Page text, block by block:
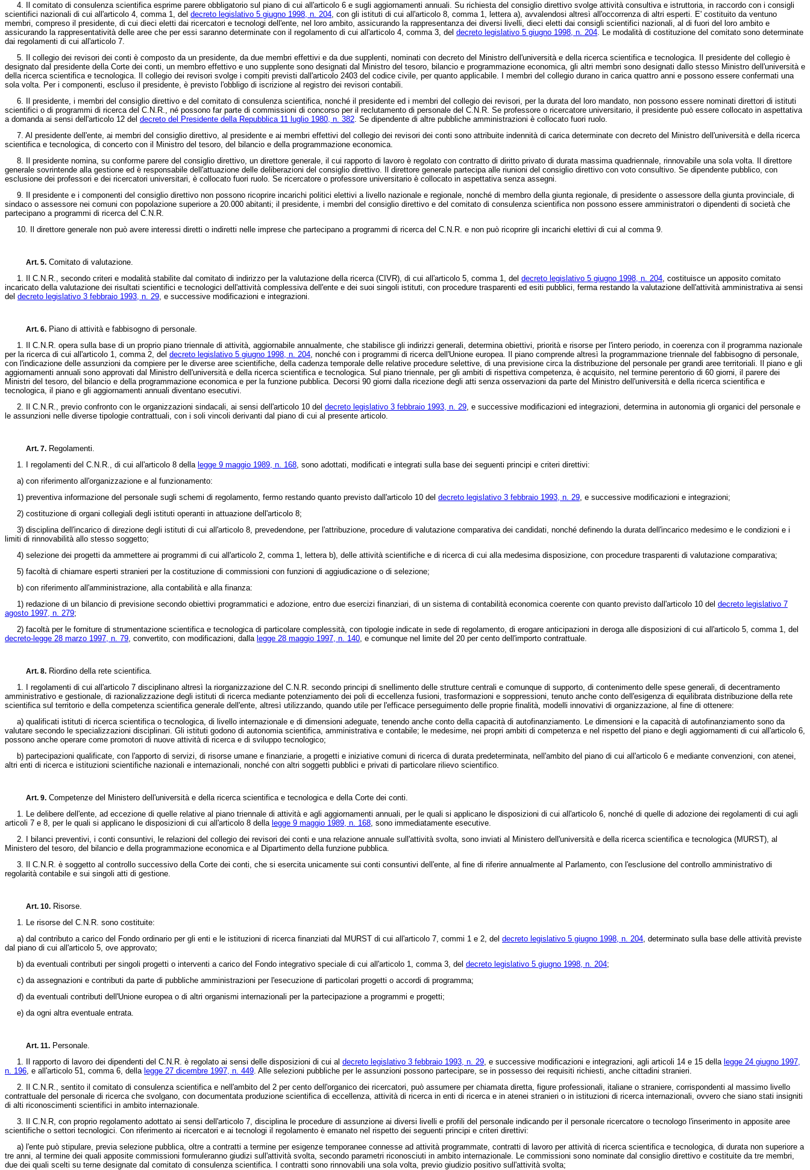
4. Il comitato di consulenza scientifica esprime parere obbligatorio sul piano di cui all'articolo 6 e sugli aggiornamenti annuali. Su richiesta del consiglio direttivo svolge attività consultiva e istruttoria, in raccordo con i consigli
scientifici nazionali di cui all'articolo 4, comma 1, del decreto legislativo 5 giugno 1998, n. 204, con gli istituti di cui all'articolo 8, comma 1, lettera a), avvalendosi altresì all'occorrenza di altri esperti. E' costituito da ventuno
membri, compreso il presidente, di cui dieci eletti dai ricercatori e tecnologi dell'ente, nel loro ambito, assicurando la rappresentanza dei diversi livelli, dieci eletti dai consigli scientifici nazionali, al di fuori del loro ambito e
assicurando la rappresentatività delle aree che per essi saranno determinate con il regolamento di cui all'articolo 4, comma 3, del decreto legislativo 5 giugno 1998, n. 204. Le modalità di costituzione del comitato sono determinate
dai regolamenti di cui all'articolo 7.
5. Il collegio dei revisori dei conti è composto da un presidente, da due membri effettivi e da due supplenti, nominati con decreto del Ministro dell'università e della ricerca scientifica e tecnologica. Il presidente del collegio è
designato dal presidente della Corte dei conti, un membro effettivo e uno supplente sono designati dal Ministro del tesoro, bilancio e programmazione economica, gli altri membri sono designati dallo stesso Ministro dell'università e
della ricerca scientifica e tecnologica. Il collegio dei revisori svolge i compiti previsti dall'articolo 2403 del codice civile, per quanto applicabile. I membri del collegio durano in carica quattro anni e possono essere confermati una
sola volta. Per i componenti, escluso il presidente, è previsto l'obbligo di iscrizione al registro dei revisori contabili.
6. Il presidente, i membri del consiglio direttivo e del comitato di consulenza scientifica, nonché il presidente ed i membri del collegio dei revisori, per la durata del loro mandato, non possono essere nominati direttori di istituti
scientifici o di programmi di ricerca del C.N.R., né possono far parte di commissioni di concorso per il reclutamento di personale del C.N.R. Se professore o ricercatore universitario, il presidente può essere collocato in aspettativa
a domanda ai sensi dell'articolo 12 del decreto del Presidente della Repubblica 11 luglio 1980, n. 382. Se dipendente di altre pubbliche amministrazioni è collocato fuori ruolo.
7. Al presidente dell'ente, ai membri del consiglio direttivo, al presidente e ai membri effettivi del collegio dei revisori dei conti sono attribuite indennità di carica determinate con decreto del Ministro dell'università e della ricerca
scientifica e tecnologica, di concerto con il Ministro del tesoro, del bilancio e della programmazione economica.
8. Il presidente nomina, su conforme parere del consiglio direttivo, un direttore generale, il cui rapporto di lavoro è regolato con contratto di diritto privato di durata massima quadriennale, rinnovabile una sola volta. Il direttore
generale sovrintende alla gestione ed è responsabile dell'attuazione delle deliberazioni del consiglio direttivo. Il direttore generale partecipa alle riunioni del consiglio direttivo con voto consultivo. Se dipendente pubblico, con
esclusione dei professori e dei ricercatori universitari, è collocato fuori ruolo. Se ricercatore o professore universitario è collocato in aspettativa senza assegni.
9. Il presidente e i componenti del consiglio direttivo non possono ricoprire incarichi politici elettivi a livello nazionale e regionale, nonché di membro della giunta regionale, di presidente o assessore della giunta provinciale, di
sindaco o assessore nei comuni con popolazione superiore a 20.000 abitanti; il presidente, i membri del consiglio direttivo e del comitato di consulenza scientifica non possono essere amministratori o dipendenti di società che
partecipano a programmi di ricerca del C.N.R.
10. Il direttore generale non può avere interessi diretti o indiretti nelle imprese che partecipano a programmi di ricerca del C.N.R. e non può ricoprire gli incarichi elettivi di cui al comma 9.
Art. 5. Comitato di valutazione.
1. Il C.N.R., secondo criteri e modalità stabilite dal comitato di indirizzo per la valutazione della ricerca (CIVR), di cui all'articolo 5, comma 1, del decreto legislativo 5 giugno 1998, n. 204, costituisce un apposito comitato
incaricato della valutazione dei risultati scientifici e tecnologici dell'attività complessiva dell'ente e dei suoi singoli istituti, con procedure trasparenti ed esiti pubblici, ferma restando la valutazione dell'attività amministrativa ai sensi
del decreto legislativo 3 febbraio 1993, n. 29, e successive modificazioni e integrazioni.
Art. 6. Piano di attività e fabbisogno di personale.
1. Il C.N.R. opera sulla base di un proprio piano triennale di attività, aggiornabile annualmente, che stabilisce gli indirizzi generali, determina obiettivi, priorità e risorse per l'intero periodo, in coerenza con il programma nazionale
per la ricerca di cui all'articolo 1, comma 2, del decreto legislativo 5 giugno 1998, n. 204, nonché con i programmi di ricerca dell'Unione europea. Il piano comprende altresì la programmazione triennale del fabbisogno di personale,
con l'indicazione delle assunzioni da compiere per le diverse aree scientifiche, della cadenza temporale delle relative procedure selettive, di una previsione circa la distribuzione del personale per grandi aree territoriali. Il piano e gli
aggiornamenti annuali sono approvati dal Ministro dell'università e della ricerca scientifica e tecnologica. Sul piano triennale, per gli ambiti di rispettiva competenza, è acquisito, nel termine perentorio di 60 giorni, il parere dei
Ministri del tesoro, del bilancio e della programmazione economica e per la funzione pubblica. Decorsi 90 giorni dalla ricezione degli atti senza osservazioni da parte del Ministro dell'università e della ricerca scientifica e
tecnologica, il piano e gli aggiornamenti annuali diventano esecutivi.
2. Il C.N.R., previo confronto con le organizzazioni sindacali, ai sensi dell'articolo 10 del decreto legislativo 3 febbraio 1993, n. 29, e successive modificazioni ed integrazioni, determina in autonomia gli organici del personale e
le assunzioni nelle diverse tipologie contrattuali, con i soli vincoli derivanti dal piano di cui al presente articolo.
Art. 7. Regolamenti.
1. I regolamenti del C.N.R., di cui all'articolo 8 della legge 9 maggio 1989, n. 168, sono adottati, modificati e integrati sulla base dei seguenti principi e criteri direttivi:
a) con riferimento all'organizzazione e al funzionamento:
1) preventiva informazione del personale sugli schemi di regolamento, fermo restando quanto previsto dall'articolo 10 del decreto legislativo 3 febbraio 1993, n. 29, e successive modificazioni e integrazioni;
2) costituzione di organi collegiali degli istituti operanti in attuazione dell'articolo 8;
3) disciplina dell'incarico di direzione degli istituti di cui all'articolo 8, prevedendone, per l'attribuzione, procedure di valutazione comparativa dei candidati, nonché definendo la durata dell'incarico medesimo e le condizioni e i
limiti di rinnovabilità allo stesso soggetto;
4) selezione dei progetti da ammettere ai programmi di cui all'articolo 2, comma 1, lettera b), delle attività scientifiche e di ricerca di cui alla medesima disposizione, con procedure trasparenti di valutazione comparativa;
5) facoltà di chiamare esperti stranieri per la costituzione di commissioni con funzioni di aggiudicazione o di selezione;
b) con riferimento all'amministrazione, alla contabilità e alla finanza:
1) redazione di un bilancio di previsione secondo obiettivi programmatici e adozione, entro due esercizi finanziari, di un sistema di contabilità economica coerente con quanto previsto dall'articolo 10 del decreto legislativo 7
agosto 1997, n. 279;
2) facoltà per le forniture di strumentazione scientifica e tecnologica di particolare complessità, con tipologie indicate in sede di regolamento, di erogare anticipazioni in deroga alle disposizioni di cui all'articolo 5, comma 1, del
decreto-legge 28 marzo 1997, n. 79, convertito, con modificazioni, dalla legge 28 maggio 1997, n. 140, e comunque nel limite del 20 per cento dell'importo contrattuale.
Art. 8. Riordino della rete scientifica.
1. I regolamenti di cui all'articolo 7 disciplinano altresì la riorganizzazione del C.N.R. secondo principi di snellimento delle strutture centrali e comunque di supporto, di contenimento delle spese generali, di decentramento
amministrativo e gestionale, di razionalizzazione degli istituti di ricerca mediante potenziamento dei poli di eccellenza fusioni, trasformazioni e soppressioni, tenuto anche conto dell'esigenza di equilibrata distribuzione della rete
scientifica sul territorio e della competenza scientifica generale dell'ente, altresì utilizzando, quando utile per l'efficace perseguimento delle proprie finalità, modelli innovativi di organizzazione, al fine di ottenere:
a) qualificati istituti di ricerca scientifica o tecnologica, di livello internazionale e di dimensioni adeguate, tenendo anche conto della capacità di autofinanziamento. Le dimensioni e la capacità di autofinanziamento sono da
valutare secondo le specializzazioni disciplinari. Gli istituti godono di autonomia scientifica, amministrativa e contabile; le medesime, nei propri ambiti di competenza e nel rispetto del piano e degli aggiornamenti di cui all'articolo 6,
possono anche operare come promotori di nuove attività di ricerca e di sviluppo tecnologico;
b) partecipazioni qualificate, con l'apporto di servizi, di risorse umane e finanziarie, a progetti e iniziative comuni di ricerca di durata predeterminata, nell'ambito del piano di cui all'articolo 6 e mediante convenzioni, con atenei,
altri enti di ricerca e istituzioni scientifiche nazionali e internazionali, nonché con altri soggetti pubblici e privati di particolare rilievo scientifico.
Art. 9. Competenze del Ministero dell'università e della ricerca scientifica e tecnologica e della Corte dei conti.
1. Le delibere dell'ente, ad eccezione di quelle relative al piano triennale di attività e agli aggiornamenti annuali, per le quali si applicano le disposizioni di cui all'articolo 6, nonché di quelle di adozione dei regolamenti di cui agli
articoli 7 e 8, per le quali si applicano le disposizioni di cui all'articolo 8 della legge 9 maggio 1989, n. 168, sono immediatamente esecutive.
2. I bilanci preventivi, i conti consuntivi, le relazioni del collegio dei revisori dei conti e una relazione annuale sull'attività svolta, sono inviati al Ministero dell'università e della ricerca scientifica e tecnologica (MURST), al
Ministero del tesoro, del bilancio e della programmazione economica e al Dipartimento della funzione pubblica.
3. Il C.N.R. è soggetto al controllo successivo della Corte dei conti, che si esercita unicamente sui conti consuntivi dell'ente, al fine di riferire annualmente al Parlamento, con l'esclusione del controllo amministrativo di
regolarità contabile e sui singoli atti di gestione.
Art. 10. Risorse.
1. Le risorse del C.N.R. sono costituite:
a) dal contributo a carico del Fondo ordinario per gli enti e le istituzioni di ricerca finanziati dal MURST di cui all'articolo 7, commi 1 e 2, del decreto legislativo 5 giugno 1998, n. 204, determinato sulla base delle attività previste
dal piano di cui all'articolo 5, ove approvato;
b) da eventuali contributi per singoli progetti o interventi a carico del Fondo integrativo speciale di cui all'articolo 1, comma 3, del decreto legislativo 5 giugno 1998, n. 204;
c) da assegnazioni e contributi da parte di pubbliche amministrazioni per l'esecuzione di particolari progetti o accordi di programma;
d) da eventuali contributi dell'Unione europea o di altri organismi internazionali per la partecipazione a programmi e progetti;
e) da ogni altra eventuale entrata.
Art. 11. Personale.
1. Il rapporto di lavoro dei dipendenti del C.N.R. è regolato ai sensi delle disposizioni di cui al decreto legislativo 3 febbraio 1993, n. 29, e successive modificazioni e integrazioni, agli articoli 14 e 15 della legge 24 giugno 1997,
n. 196, e all'articolo 51, comma 6, della legge 27 dicembre 1997, n. 449. Alle selezioni pubbliche per le assunzioni possono partecipare, se in possesso dei requisiti richiesti, anche cittadini stranieri.
2. Il C.N.R., sentito il comitato di consulenza scientifica e nell'ambito del 2 per cento dell'organico dei ricercatori, può assumere per chiamata diretta, figure professionali, italiane o straniere, corrispondenti al massimo livello
contrattuale del personale di ricerca che svolgano, con documentata produzione scientifica di eccellenza, attività di ricerca in enti di ricerca e in atenei stranieri o in istituzioni di ricerca internazionali, ovvero che siano stati insigniti
di alti riconoscimenti scientifici in ambito internazionale.
3. Il C.N.R, con proprio regolamento adottato ai sensi dell'articolo 7, disciplina le procedure di assunzione ai diversi livelli e profili del personale indicando per il personale ricercatore o tecnologo l'inserimento in apposite aree
scientifiche o settori tecnologici. Con riferimento ai ricercatori e ai tecnologi il regolamento è emanato nel rispetto dei seguenti principi e criteri direttivi:
a) l'ente può stipulare, previa selezione pubblica, oltre a contratti a termine per esigenze temporanee connesse ad attività programmate, contratti di lavoro per attività di ricerca scientifica e tecnologica, di durata non superiore a
tre anni, al termine dei quali apposite commissioni formuleranno giudizi sull'attività svolta, secondo parametri riconosciuti in ambito internazionale. Le commissioni sono nominate dal consiglio direttivo e costituite da tre membri,
due dei quali scelti su terne designate dal comitato di consulenza scientifica. I contratti sono rinnovabili una sola volta, previo giudizio positivo sull'attività svolta;